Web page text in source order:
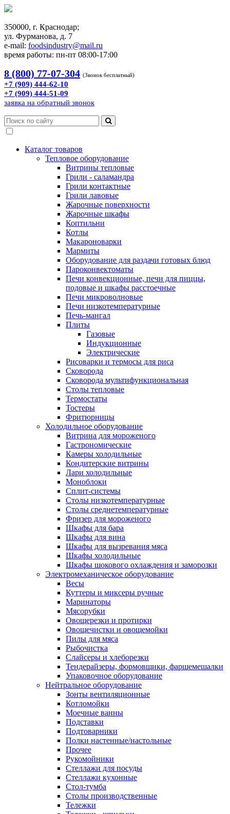
350000, г. Краснодар;
ул. Фурманова, д. 7
e-mail: foodsindustry@mail.ru
время работы: пн-пт 08:00-17:00
8 (800) 77-07-304 (Звонок бесплатный)
+7 (909) 444-62-10
+7 (909) 444-51-09
заявка на обратный звонок
Каталог товаров
Тепловое оборудование
Витрины тепловые
Грили - саламандра
Грили контактные
Грили лавовые
Жарочные поверхности
Жарочные шкафы
Коптильни
Котлы
Макароноварки
Мармиты
Оборудование для раздачи готовых блюд
Пароконвектоматы
Печи конвекционные, печи для пиццы,
подовые и шкафы расстоечные
Печи микроволновые
Печи низкотемпературные
Печь-мангал
Плиты
Газовые
Индукционные
Электрические
Рисоварки и термосы для риса
Сковорода
Сковорода мультифункциональная
Столы тепловые
Термостаты
Тостеры
Фритюрницы
Холодильное оборудование
Витрина для мороженого
Гастрономические
Камеры холодильные
Кондитерские витрины
Лари холодильные
Моноблоки
Сплит-системы
Столы низкотемпературные
Столы среднетемпературные
Фризер для мороженого
Шкафы для бара
Шкафы для вина
Шкафы для вызревания мяса
Шкафы холодильные
Шкафы шокового охлаждения и заморозки
Электромеханическое оборудование
Весы
Куттеры и миксеры ручные
Маринаторы
Мясорубки
Овощерезки и протирки
Овощечистки и овощемойки
Пилы для мяса
Рыбочистка
Слайсеры и хлеборезки
Тендерайзеры, формовщики, фаршемешалки
Упаковочное оборудование
Нейтральное оборудование
Зонты вентиляционные
Котломойки
Моечные ванны
Подставки
Подтоварники
Полки настенные/настольные
Прочее
Рукомойники
Стеллажи для посуды
Стеллажи кухонные
Стол-тумба
Столы производственные
Тележки